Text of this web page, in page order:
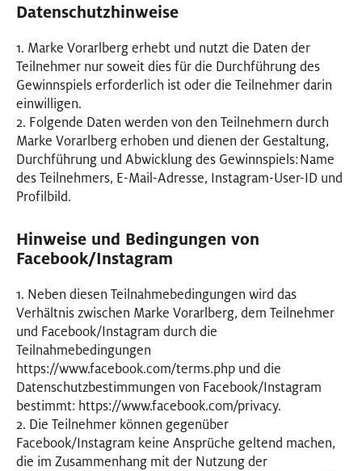
Datenschutzhinweise
1. Marke Vorarlberg erhebt und nutzt die Daten der
Teilnehmer nur soweit dies für die Durchführung des
Gewinnspiels erforderlich ist oder die Teilnehmer darin
einwilligen.
2. Folgende Daten werden von den Teilnehmern durch
Marke Vorarlberg erhoben und dienen der Gestaltung,
Durchführung und Abwicklung des Gewinnspiels: Name
des Teilnehmers, E-Mail-Adresse, Instagram-User-ID und
Profilbild.
Hinweise und Bedingungen von
Facebook/Instagram
1. Neben diesen Teilnahmebedingungen wird das
Verhältnis zwischen Marke Vorarlberg, dem Teilnehmer
und Facebook/Instagram durch die
Teilnahmebedingungen
https://www.facebook.com/terms.php und die
Datenschutzbestimmungen von Facebook/Instagram
bestimmt: https://www.facebook.com/privacy.
2. Die Teilnehmer können gegenüber
Facebook/Instagram keine Ansprüche geltend machen,
die im Zusammenhang mit der Nutzung der